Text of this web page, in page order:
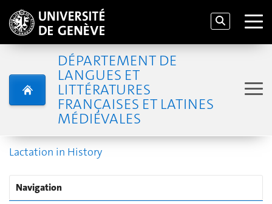
DÉPARTEMENT DE
LANGUES ET
LITTÉRATURES
FRANÇAISES ET LATINES
MÉDIÉVALES
Lactation in History
Navigation